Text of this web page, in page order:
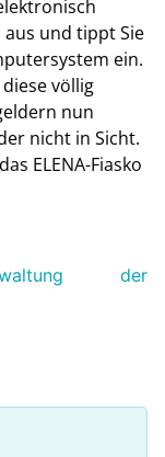
und tippt Sie
ein.
völlig
nun
nicht in Sicht.
ELENA-Fiasko
der